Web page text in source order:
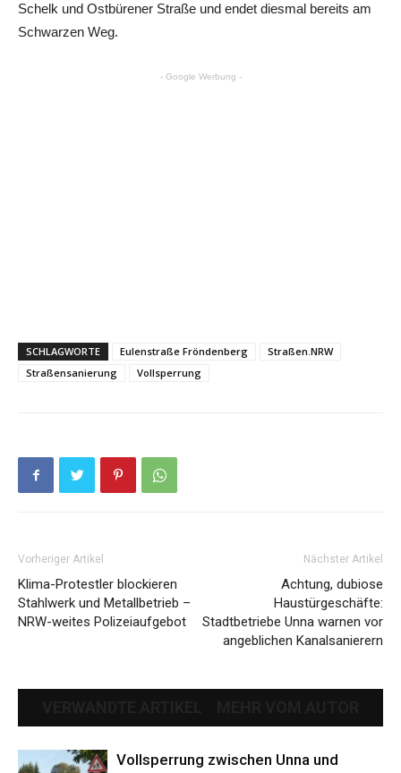
Schelk und Ostbürener Straße und endet diesmal bereits am
Schwarzen Weg.
- Google Werbung -
SCHLAGWORTE Eulenstraße Fröndenberg
Straßen.NRW
Straßensanierung
Vollsperrung
Vorheriger Artikel
Klima-Protestler blockieren
Stahlwerk und Metallbetrieb –
NRW-weites Polizeiaufgebot
Nächster Artikel
Achtung, dubiose
Haustürgeschäfte:
Stadtbetriebe Unna warnen vor
angeblichen Kanalsanierern
Vollsperrung zwischen Unna und